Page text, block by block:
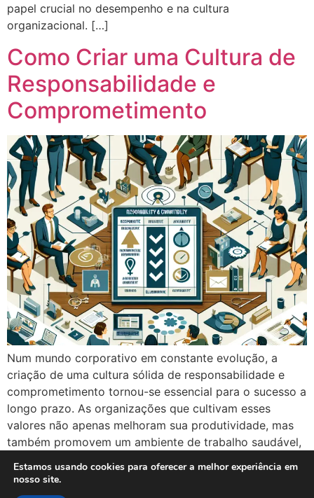
papel crucial no desempenho e na cultura
organizacional. […]
Como Criar uma Cultura de
Responsabilidade e
Comprometimento
Num mundo corporativo em constante evolução, a
criação de uma cultura sólida de responsabilidade e
comprometimento tornou-se essencial para o sucesso a
longo prazo. As organizações que cultivam esses
valores não apenas melhoram sua produtividade, mas
também promovem um ambiente de trabalho saudável,
a contribuir para o sucesso […]
Estamos usando cookies para oferecer a melhor experiência em
nosso site.